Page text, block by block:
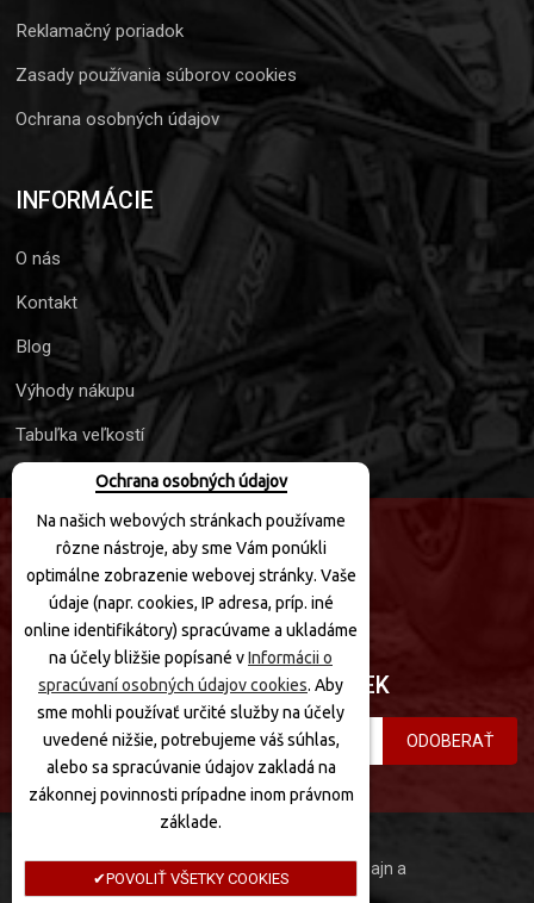
Ochrana osobných údajov
Na našich webových stránkach používame
rôzne nástroje, aby sme Vám ponúkli
optimálne zobrazenie webovej stránky. Vaše
údaje (napr. cookies, IP adresa, príp. iné
online identifikátory) spracúvame a ukladáme
na účely bližšie popísané vInformácii o
spracúvaní osobných údajov cookies. Aby
sme mohli používať určité služby na účely
uvedené nižšie, potrebujeme váš súhlas,
alebo sa spracúvanie údajov zakladá na
zákonnej povinnosti prípadne inom právnom
základe.
POVOLIŤ VŠETKY COOKIES
Reklamačný poriadok
Zasady používania súborov cookies
Ochrana osobných údajov
INFORMÁCIE
O nás
Kontakt
Blog
Výhody nákupu
Tabuľka veľkostí
SLEDUJTE NÁS
PRIHLÁSIŤ SA K ODBERU NOVINIEK
ODOBERAŤ
MotoQuad © 2020 Všetky práva vyhradené. Dizajn a
programovanie: